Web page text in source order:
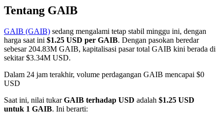
COIN-M Berjangka
Mata Uang Kripto Berjangka
Derivatif saham, forex, logam mulia, dan komoditas
Tentang GAIB
GAIB (GAIB) sedang mengalami tetap stabil minggu ini, dengan
harga saat ini $1.25 USD per GAIB. Dengan pasokan beredar
sebesar 204.83M GAIB, kapitalisasi pasar total GAIB kini berada di
sekitar $3.34M USD.
Dalam 24 jam terakhir, volume perdagangan GAIB mencapai $0
USD
Saat ini, nilai tukarGAIB terhadap USD adalah $1.25 USD
untuk 1 GAIB. Ini berarti: